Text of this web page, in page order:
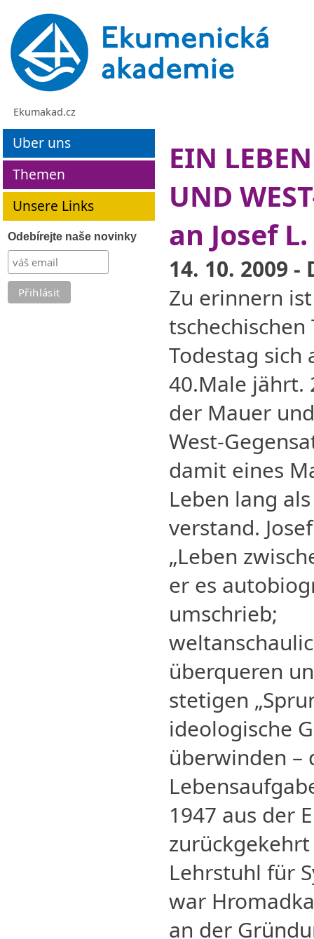
Ekumakad.cz
Uber uns
Themen
Unsere Links
Odebírejte naše novinky
EIN
UND
an Josef
14. 10. 2009
Zu erinnern
Todestag sich
40.Male jährt.
der Mauer
West-
damit eines
Leben lang
verstand.
„Leben
er es
umschrieb;
überqueren
stetigen
ideologische
überwinden –
1947 aus der
Lehrstuhl für
war
an der